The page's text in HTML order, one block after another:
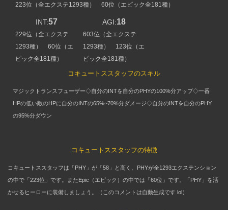
223位（全エクステ1293種） 60位（エピック全181種）
INT:57
229位（全エクステ
1293種） 60位（エ
ピック全181種）
AGI:18
603位（全エクステ
1293種） 123位（エ
ピック全181種）
コキュートススタッフのスキル
マジックトランスフューザー◇自分のINTを自分のPHYの100%分アップ◇一番
HPの低い敵のHPに自分のINTの65%~70%分ダメージ◇自分のINTを自分のPHY
の95%分ダウン
コキュートススタッフの特徴
コキュートススタッフは「PHY」が「58」と高く、PHYが全1293エクステンション
の中で「223位」です。またEpic（エピック）の中では「60位」です。「PHY」を活
かせるヒーローに装備しましょう。（このコメントは自動生成です lol）